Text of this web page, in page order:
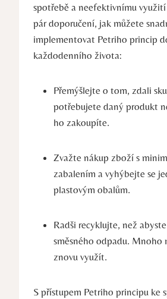
spotřebě a neefektivnímu
pár‍ doporučení,⁣ jak​ můžete
implementovat Petriho princip
každodenního života:
Přemýšlejte ⁢o tom, zdali
potřebujete daný produkt
ho zakoupíte.
Zvažte nákup zboží s‌
zabalením a vyhýbejte se
plastovým ⁤obalům.
Radši recyklujte, než
směsného odpadu. Mnoho
znovu ‍využít.
S přístupem Petriho principu ke